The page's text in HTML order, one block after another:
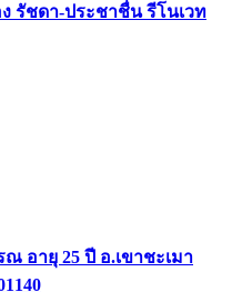
รัชดา-ประชาชื่น รีโนเวท
อายุ 25 ปี อ.เขาชะเมา